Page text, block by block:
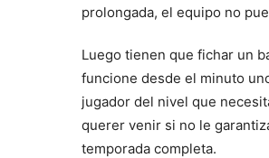
prolongada, el equipo no
Luego tienen que fichar un
funcione desde el minuto
jugador del nivel que
querer venir si no le
temporada completa.